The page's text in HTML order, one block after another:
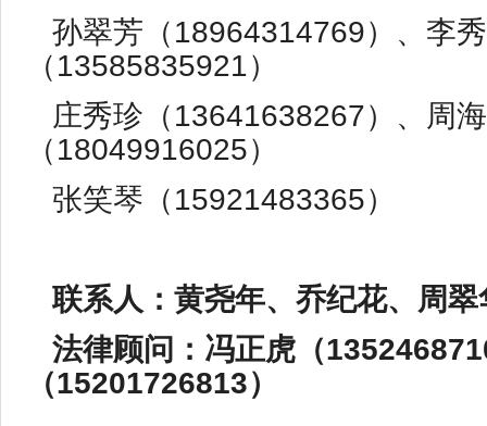
孙翠芳（18964314769）、李
（13585835921）
庄秀珍（13641638267）、周
（18049916025）
张笑琴（15921483365）
联系人：黄尧年、乔纪花、周翠
法律顾问：冯正虎（
（15201726813）